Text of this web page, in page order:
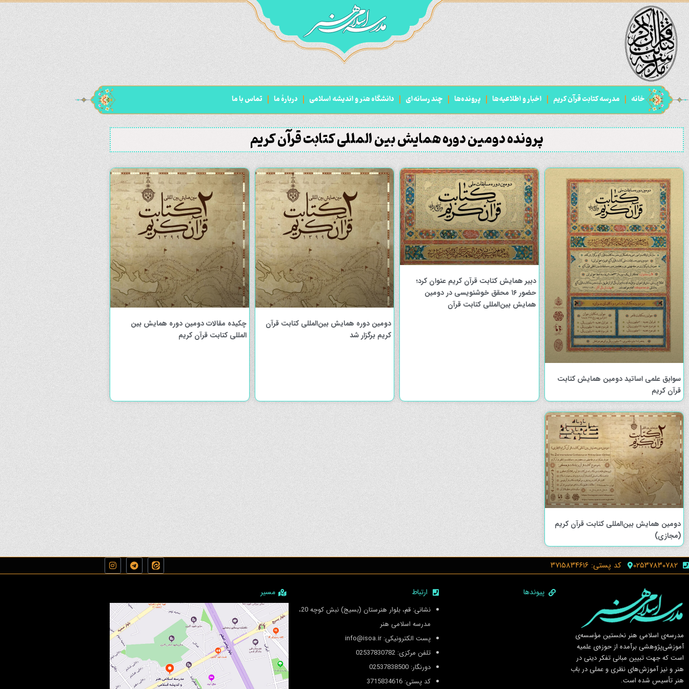
خانه مدرسه کتابت قرآن کریم اخبار و اطلاعیه‌ها پرونده‌ها چند رسانه‌ای دانشگاه هنر و اندیشه اسلامی دربارۀ ما تماس با ما
پرونده دومین دوره همایش بین المللی کتابت قرآن کریم
سوابق علمی اساتید دومين همایش کتابت
قرآن کریم
دبیر همایش کتابت قرآن کریم عنوان کرد؛
حضور ۱۶ محقق خوشنویسی در دومین
همایش بین‌المللی کتابت قرآن
دومین دوره همایش بین‌المللی کتابت قرآن
کریم برگزار شد
چکیده مقالات دومین دوره همایش بین
المللی کتابت قرآن کریم
دومین همایش بین‌المللی کتابت قرآن کریم
(مجازی)
۰۲۵۳۷۸۳۰۷۸۲ کد پستی: ۳۷۱۵۸۳۴۶۱۶
مدرسه‌ی اسلامى هنر نخستين مؤسسه‌ی
آموزشى‌پژوهشى برآمده از حوزه‌ی علميه
است كه جهت تبيين مبانى تفكر دينى در
هنر و نيز آموزش‌هاى نظرى و عملى در باب
هنر تأسيس شده است.
پیوندها ارتباط
نشانی: قم، بلوار هنرستان (بسیج) نبش کوچه 20،
مدرسه اسلامی هنر
پست الکترونیکی: info@isoa.ir
تلفن مرکزی: 02537830782
دورنگار: 02537838500
کد پستی: 3715834616
مسیر